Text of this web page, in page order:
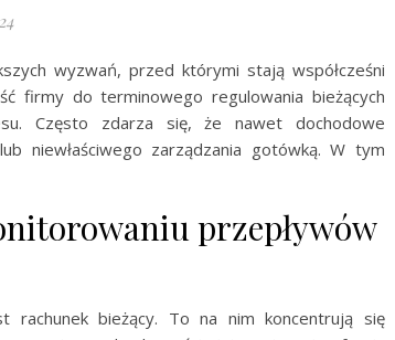
wyzwań, przed którymi stają współcześni
firmy do terminowego regulowania bieżących
Często zdarza się, że nawet dochodowe
niewłaściwego zarządzania gotówką. W tym
przepływów
bieżący. To na nim koncentrują się